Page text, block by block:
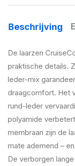
Beschrijving
De laarzen
praktische details.
leder-mix
draagcomfort. Het
rund-leder
polyamide
membraan zijn de
mate ademend –
De verborgen